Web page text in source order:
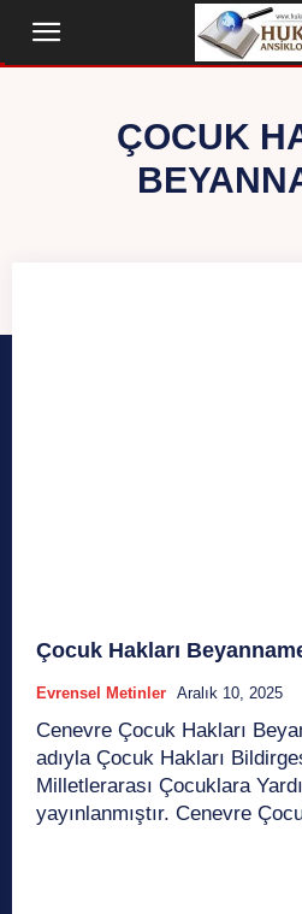
ÇOCUK
Çocuk Hakları
Evrensel Metinler Aralık 10, 2025
Cenevre Çocuk Hakları
adıyla Çocuk Hakları
Milletlerarası Çocuklara
yayınlanmıştır. Cenevre